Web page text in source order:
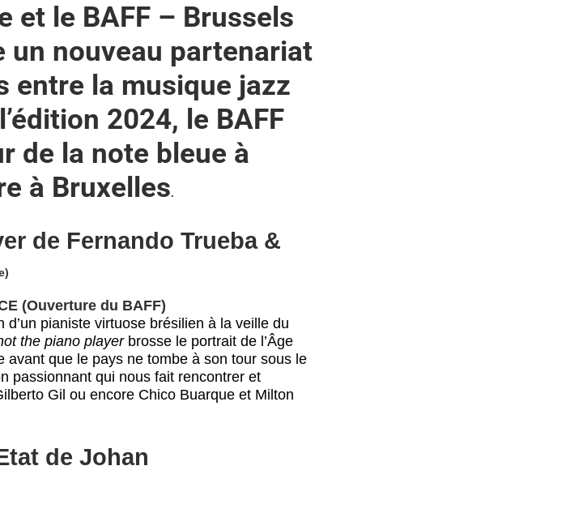
et le BAFF – Brussels
un nouveau partenariat
entre la musique jazz
2024, le BAFF
de la note bleue à
à Bruxelles.
de Fernando Trueba &
(Ouverture du BAFF)
pianiste virtuose brésilien à la veille du
the piano playerbrosse le portrait de l’Âge
avant que le pays ne tombe à son tour sous le
passionnant qui nous fait rencontrer et
Gil ou encore Chico Buarque et Milton
de Johan